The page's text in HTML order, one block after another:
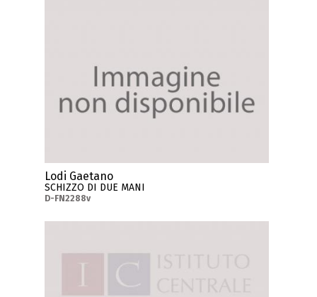
Lodi Gaetano
SCHIZZO DI DUE MANI
D-FN2288v